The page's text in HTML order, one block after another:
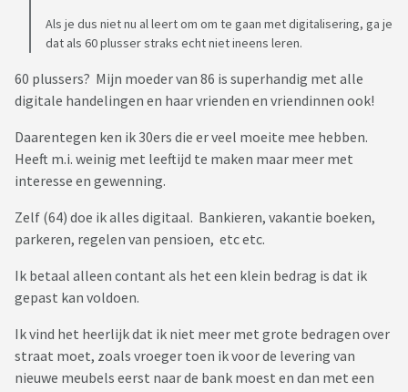
Belangrijkste redenen voor mensen om met contant geld te
willen betalen zijn:
Met pinnen is de controle van de overheid te groot
(42%)
Uit principe (27%)
Het is betrouwbaarder (27%)
Hebben jullie nog contant geld op zak ?
Mag het afgeschaft worden ?
https://www.hartvannederland.nl/nieuws/economie/uitsluiti
ng-dreigt-door-opmars-pin-only
Als je dus niet nu al leert om om te gaan met digitalisering, ga je
dat als 60 plusser straks echt niet ineens leren.
60 plussers? Mijn moeder van 86 is superhandig met alle
digitale handelingen en haar vrienden en vriendinnen ook!
Daarentegen ken ik 30ers die er veel moeite mee hebben.
Heeft m.i. weinig met leeftijd te maken maar meer met
interesse en gewenning.
Zelf (64) doe ik alles digitaal. Bankieren, vakantie boeken,
parkeren, regelen van pensioen, etc etc.
Ik betaal alleen contant als het een klein bedrag is dat ik
gepast kan voldoen.
Ik vind het heerlijk dat ik niet meer met grote bedragen over
straat moet, zoals vroeger toen ik voor de levering van
nieuwe meubels eerst naar de bank moest en dan met een